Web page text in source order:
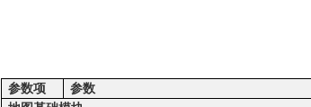
参数项
参数